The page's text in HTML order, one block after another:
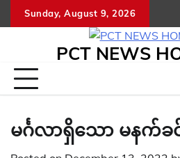
to
Sunday, August 9, 2026
PCT NEWS
မင်္ဂလာရှိသော မနက်ခ